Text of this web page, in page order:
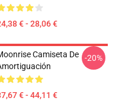
€ - 28,06 €
Camiseta De
€ - 44,11 €
-20%